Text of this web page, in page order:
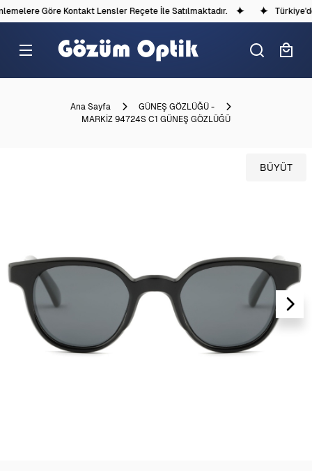
Göre Kontakt Lensler Reçete İle Satılmaktadır.
Ana Sayfa
GÜNEŞ GÖZLÜĞÜ -
MARKİZ 94724S C1 GÜNEŞ GÖZLÜĞÜ
BÜYÜT